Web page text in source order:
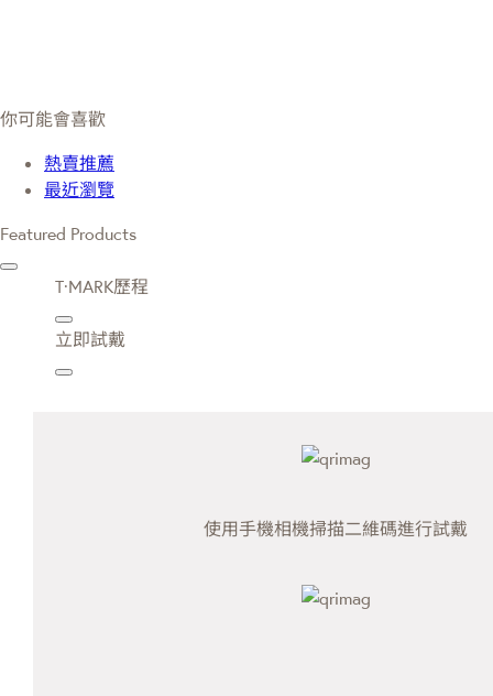
你可能會喜歡
熱賣推薦
最近瀏覽
Featured Products
T·MARK歷程
立即試戴
使用手機相機掃描二維碼進行試戴